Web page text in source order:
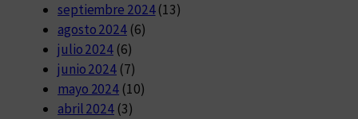
septiembre 2024(13)
agosto 2024(6)
julio 2024 (6)
junio 2024 (7)
mayo 2024 (10)
abril 2024 (3)